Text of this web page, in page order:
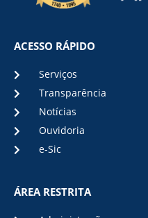
ACESSO RÁPIDO
Serviços
Transparência
Notícias
Ouvidoria
e-Sic
ÁREA RESTRITA